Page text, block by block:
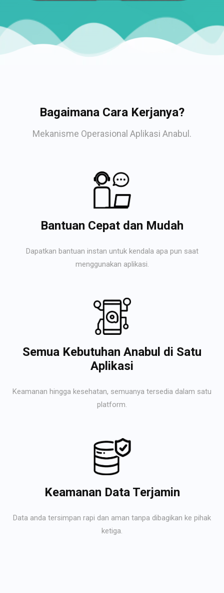
Bagaimana Cara Kerjanya?
Mekanisme Operasional Aplikasi Anabul.
Bantuan Cepat dan Mudah
Dapatkan bantuan instan untuk kendala apa pun saat
menggunakan aplikasi.
Semua Kebutuhan Anabul di Satu
Aplikasi
Keamanan hingga kesehatan, semuanya tersedia dalam satu
platform.
Keamanan Data Terjamin
Data anda tersimpan rapi dan aman tanpa dibagikan ke pihak
ketiga.